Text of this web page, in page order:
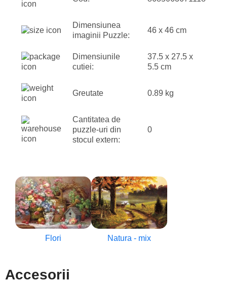
Dimensiunea
imaginii Puzzle:
46 x 46 cm
Dimensiunile
cutiei:
37.5 x 27.5 x
5.5 cm
Greutate 0.89 kg
Cantitatea de
puzzle-uri din
stocul extern:
0
Flori Natura - mix
Accesorii